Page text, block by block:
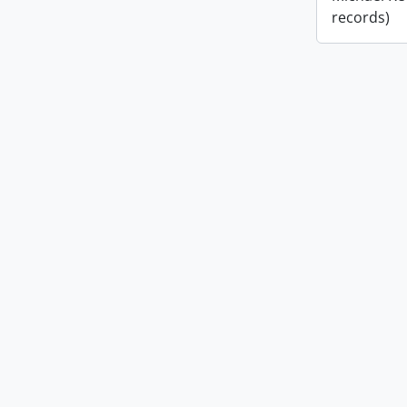
records)